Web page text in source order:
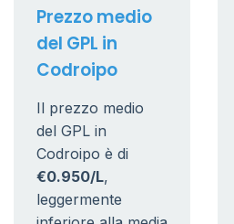
Prezzo medio
del GPL in
Codroipo
Il prezzo medio
del GPL in
Codroipo è di
€0.950/L,
leggermente